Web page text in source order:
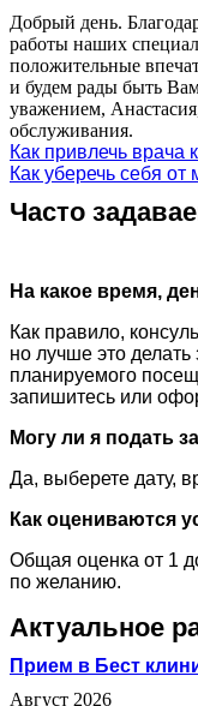
Добрый день.
работы наших
положительные
и будем рады быть
уважением,
обслуживания.
Как привлечь врача
Как уберечь себя
Часто
На какое время,
Как правило,
но лучше это
планируемого
запишитесь или
Могу ли я подать
Да, выберете дату,
Как оцениваются
Общая оценка от 1
по желанию.
Актуальное
Прием в Бест
Август 2026